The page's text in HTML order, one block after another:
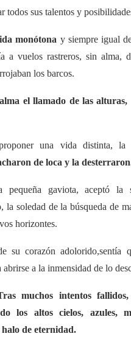
todos sus talentos y
monótona y siempre igual
a vuelos rastreros, sin alma,
los barcos.
el llamado de las alturas,
una vida distinta, la
de loca y la
pequeña gaviota, aceptó la
la soledad de la búsqueda de
horizontes.
su corazón adolorido,sentía
abrirse a la inmensidad de lo
muchos intentos
los altos cielos, azules,
de eternidad.